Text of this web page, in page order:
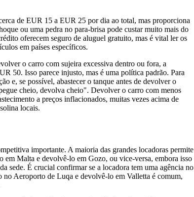
de EUR 15 a EUR 25 por dia ao total, mas proporciona
ou uma pedra no para-brisa pode custar muito mais do
oferecem seguro de aluguel gratuito, mas é vital ler os
em países específicos.
o carro com sujeira excessiva dentro ou fora, a
50. Isso parece injusto, mas é uma política padrão. Para
e, se possível, abastecer o tanque antes de devolver o
cheio, devolva cheio". Devolver o carro com menos
a preços inflacionados, muitas vezes acima de
locais.
importante. A maioria das grandes locadoras permite
Malta e devolvê-lo em Gozo, ou vice-versa, embora isso
sede. É crucial confirmar se a locadora tem uma agência no
Aeroporto de Luqa e devolvê-lo em Valletta é comum,